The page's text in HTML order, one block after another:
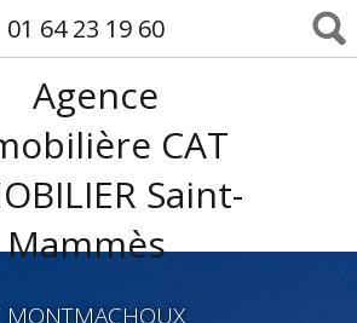
01 64 23 19 60
MONTMACHOUX